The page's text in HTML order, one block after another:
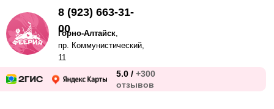
5.0 / +300
отзывов
Горно-Алтайск,
пр. Коммунистический,
11
8 (923) 663-31-
00